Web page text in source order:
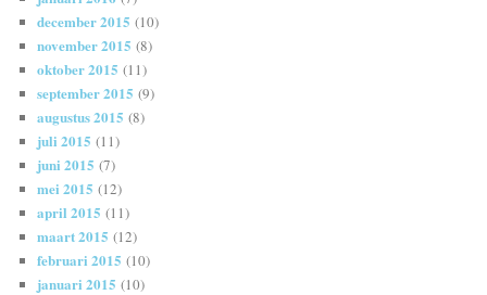
december 2015 (10)
november 2015 (8)
oktober 2015 (11)
september 2015 (9)
augustus 2015 (8)
juli 2015 (11)
juni 2015 (7)
mei 2015 (12)
april 2015 (11)
maart 2015 (12)
februari 2015 (10)
januari 2015 (10)